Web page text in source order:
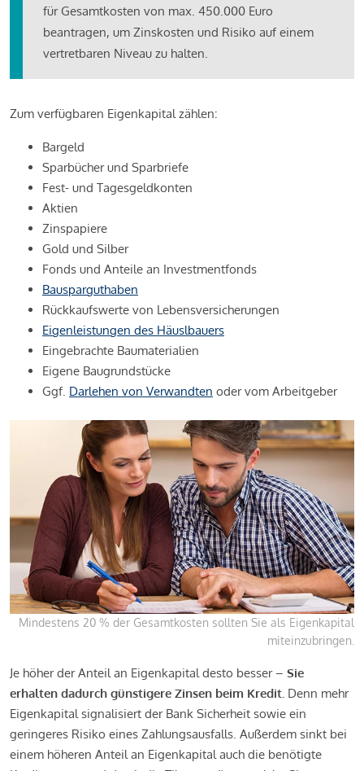
für Gesamtkosten von max. 450.000 Euro
beantragen, um Zinskosten und Risiko auf einem
vertretbaren Niveau zu halten.
Zum verfügbaren Eigenkapital zählen:
Bargeld
Sparbücher und Sparbriefe
Fest- und Tagesgeldkonten
Aktien
Zinspapiere
Gold und Silber
Fonds und Anteile an Investmentfonds
Bausparguthaben
Rückkaufswerte von Lebensversicherungen
Eigenleistungen des Häuslbauers
Eingebrachte Baumaterialien
Eigene Baugrundstücke
Ggf. Darlehen von Verwandten oder vom Arbeitgeber
Mindestens 20 % der Gesamtkosten sollten Sie als Eigenkapital
miteinzubringen.
Je höher der Anteil an Eigenkapital desto besser – Sie
erhalten dadurch günstigere Zinsen beim Kredit. Denn mehr
Eigenkapital signalisiert der Bank Sicherheit sowie ein
geringeres Risiko eines Zahlungsausfalls. Außerdem sinkt bei
einem höheren Anteil an Eigenkapital auch die benötigte